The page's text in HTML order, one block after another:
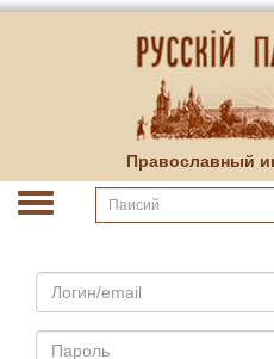
Православный
Email
Пароль